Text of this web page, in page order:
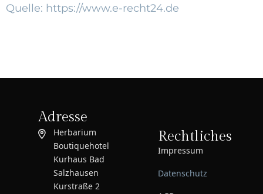
Quelle: https://www.e-recht24.de
Adresse
Herbarium
Boutiquehotel
Kurhaus Bad
Salzhausen
Kurstraße 2
Rechtliches
Impressum
Datenschutz